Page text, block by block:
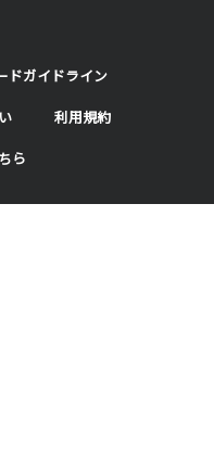
ドガイドライン
利用規約
ら